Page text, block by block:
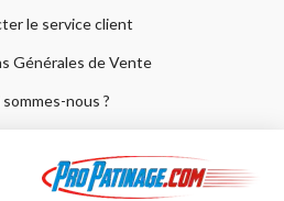
le service client
Générales de Vente
nous ?
Mon compte